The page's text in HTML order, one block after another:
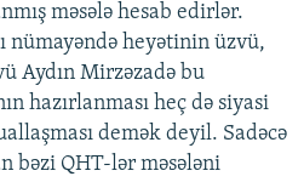
məsələ hesab edirlər.
nümayəndə heyətinin üzvü,
Aydın Mirzəzadə bu
hazırlanması heç də siyasi
demək deyil. Sadəcə
bəzi QHT-lər məsələni